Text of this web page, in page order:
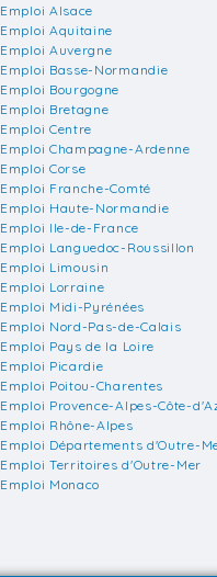
Emploi Alsace
Emploi Aquitaine
Emploi Auvergne
Emploi Basse-Normandie
Emploi Bourgogne
Emploi Bretagne
Emploi Centre
Emploi Champagne-Ardenne
Emploi Corse
Emploi Franche-Comté
Emploi Haute-Normandie
Emploi Ile-de-France
Emploi Languedoc-Roussillon
Emploi Limousin
Emploi Lorraine
Emploi Midi-Pyrénées
Emploi Nord-Pas-de-Calais
Emploi Pays de la Loire
Emploi Picardie
Emploi Poitou-Charentes
Emploi Provence-Alpes-Côte-
Emploi Rhône-Alpes
Emploi Départements d'Outre-
Emploi Territoires d'Outre-Mer
Emploi Monaco